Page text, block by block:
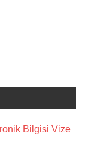
Bilgisi Vize